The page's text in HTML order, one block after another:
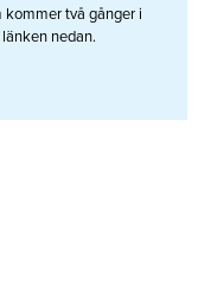
kommer två gånger i
nedan.